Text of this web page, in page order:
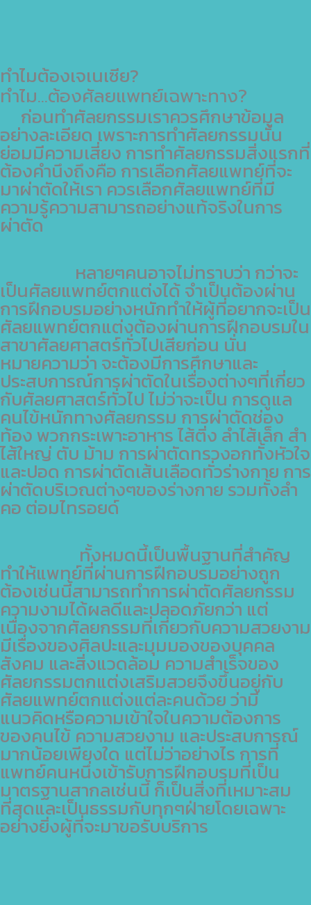
ทำไมต้องเจเนเซีย?
ทำไม...ต้องศัลยแพทย์เฉพาะทาง?
ก่อนทำศัลยกรรมเราควรศึกษาข้อมูล
อย่างละเอียด เพราะการทำศัลยกรรมนั้น
ย่อมมีความเสี่ยง การทำศัลยกรรมสิ่งแรกที่
ต้องคำนึงถึงคือ การเลือกศัลยแพทย์ที่จะ
มาผ่าตัดให้เรา ควรเลือกศัลยแพทย์ที่มี
ความรู้ความสามารถอย่างแท้จริงในการ
ผ่าตัด
หลายๆคนอาจไม่ทราบว่า กว่าจะ
เป็นศัลยแพทย์ตกแต่งได้ จำเป็นต้องผ่าน
การฝึกอบรมอย่างหนักทำให้ผู้ที่อยากจะเป็น
ศัลยแพทย์ตกแต่งต้องผ่านการฝึกอบรมใน
สาขาศัลยศาสตร์ทั่วไปเสียก่อน นั่น
หมายความว่า จะต้องมีการศึกษาและ
ประสบการณ์การผ่าตัดในเรื่องต่างๆที่เกี่ยว
กับศัลยศาสตร์ทั่วไป ไม่ว่าจะเป็น การดูแล
คนไข้หนักทางศัลยกรรม การผ่าตัดช่อง
ท้อง พวกกระเพาะอาหาร ไส้ติ่ง ลำไส้เล็ก สำ
ไส้ใหญ่ ตับ ม้าม การผ่าตัดทรวงอกทั้งหัวใจ
และปอด การผ่าตัดเส้นเลือดทั่วร่างกาย การ
ผ่าตัดบริเวณต่างๆของร่างกาย รวมทั้งลำ
คอ ต่อมไทรอยด์
ทั้งหมดนี้เป็นพื้นฐานที่สำคัญ
ทำให้แพทย์ที่ผ่านการฝึกอบรมอย่างถูก
ต้องเช่นนี้สามารถทำการผ่าตัดศัลยกรรม
ความงามได้ผลดีและปลอดภัยกว่า แต่
เนื่องจากศัลยกรรมที่เกี่ยวกับความสวยงาม
มีเรื่องของศิลปะและมุมมองของบุคคล
สังคม และสิ่งแวดล้อม ความสำเร็จของ
ศัลยกรรมตกแต่งเสริมสวยจึงขึ้นอยู่กับ
ศัลยแพทย์ตกแต่งแต่ละคนด้วย ว่ามี
แนวคิดหรือความเข้าใจในความต้องการ
ของคนไข้ ความสวยงาม และประสบการณ์
มากน้อยเพียงใด แต่ไม่ว่าอย่างไร การที่
แพทย์คนหนึ่งเข้ารับการฝึกอบรมที่เป็น
มาตรฐานสากลเช่นนี้ ก็เป็นสิ่งที่เหมาะสม
ที่สุดและเป็นธรรมกับทุกๆฝ่ายโดยเฉพาะ
อย่างยิ่งผู้ที่จะมาขอรับบริการ